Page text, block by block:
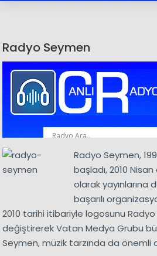
Radyo Seymen
Radyo Seymen,
başladı, 2010
olarak
başarılı
2010 tarihi itibariyle logosunu
değiştirerek Vatan Medya Grubu
Seymen, müzik tarzında da önemli